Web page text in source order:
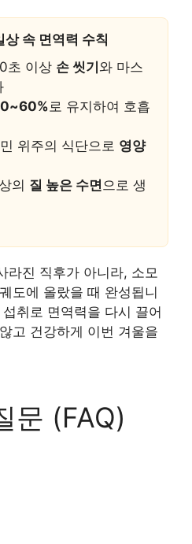
속 면역력 수칙
초 이상 손 씻기와 마스
로 유지하여 호흡
위주의 식단으로 영양
의 질 높은 수면 으로 생
라진 직후가 아니라, 소모
도에 올랐을 때 완성됩니
취로 면역력을 다시 끌어
고 건강하게 이번 겨울을
문 (FAQ)